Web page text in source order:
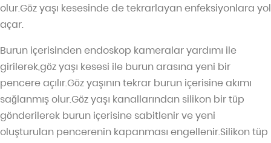
olur.Göz yaşı kesesinde de tekrarlayan enfeksiyonlara yol
açar.
Burun içerisinden endoskop kameralar yardımı ile
girilerek,göz yaşı kesesi ile burun arasına yeni bir
pencere açılır.Göz yaşının tekrar burun içerisine akımı
sağlanmış olur.Göz yaşı kanallarından silikon bir tüp
gönderilerek burun içerisine sabitlenir ve yeni
oluşturulan pencerenin kapanması engellenir.Silikon tüp